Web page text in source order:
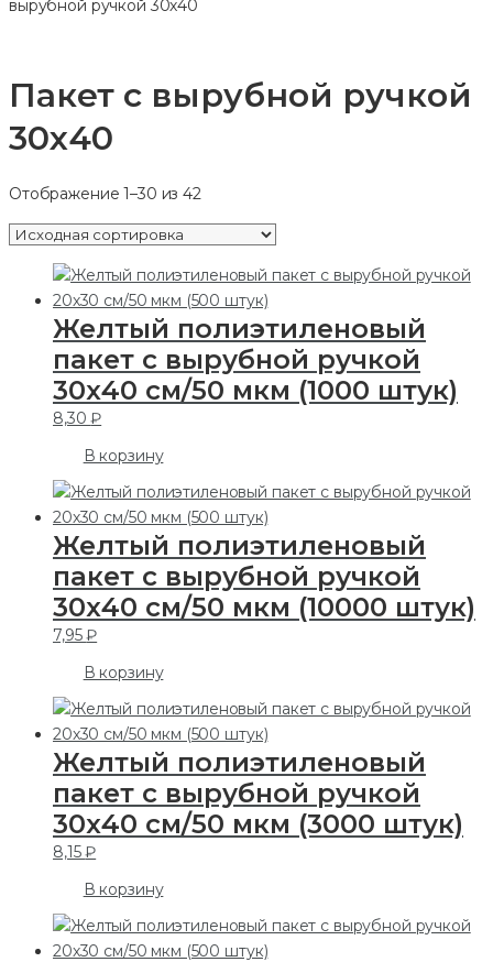
вырубной ручкой 30х40
Пакет с вырубной ручкой
30х40
Отображение 1–30 из 42
Желтый полиэтиленовый
пакет с вырубной ручкой
30х40 см/50 мкм (1000 штук)
8,30₽
В корзину
Желтый полиэтиленовый
пакет с вырубной ручкой
30х40 см/50 мкм (10000 штук)
7,95₽
В корзину
Желтый полиэтиленовый
пакет с вырубной ручкой
30х40 см/50 мкм (3000 штук)
8,15₽
В корзину